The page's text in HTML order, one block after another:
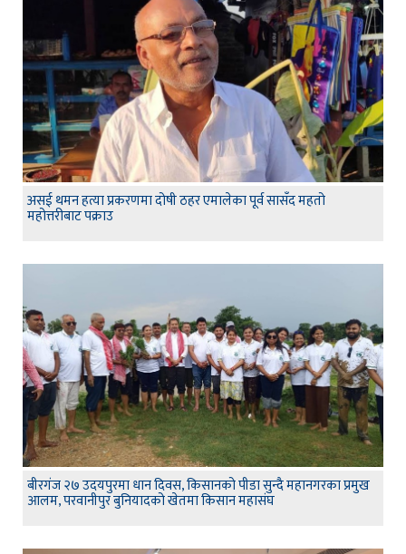
असई थमन हत्या प्रकरणमा दोषी ठहर एमालेका पूर्व सासँद महतो
महोत्तरीबाट पक्राउ
बीरगंज २७ उदयपुरमा धान दिवस, किसानको पीडा सुन्दै महानगरका प्रमुख
आलम, परवानीपुर बुनियादको खेतमा किसान महासंघ